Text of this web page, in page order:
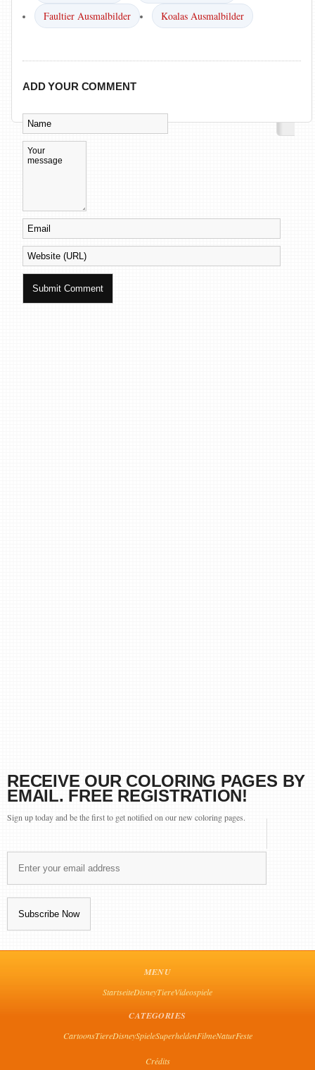
Faultier Ausmalbilder
Koalas Ausmalbilder
ADD YOUR COMMENT
RECEIVE OUR COLORING PAGES BY
EMAIL. FREE REGISTRATION!
Sign up today and be the first to get notified on our new coloring pages.
MENU
StartseiteDisneyTiereVideospiele
CATEGORIES
CartoonsTiereDisneySpieleSuperheldenFilmeNaturFeste
Crédits